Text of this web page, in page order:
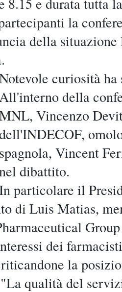
la
della
curiosità
della
Vincenzo
spagnola, Vincent
dibattito.
particolare il
di Luis Matias,
dei
la
qualità del